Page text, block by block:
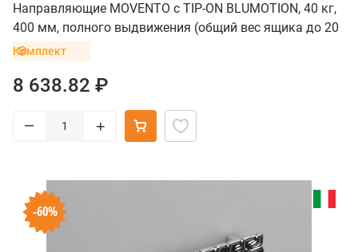
Направляющие MOVENTO с TIP-ON BLUMOTION, 40 кг,
400 мм, полного выдвижения (общий вес ящика до 20
кг), комплект
Комплект
8 638.82 ₽
– +
-60%